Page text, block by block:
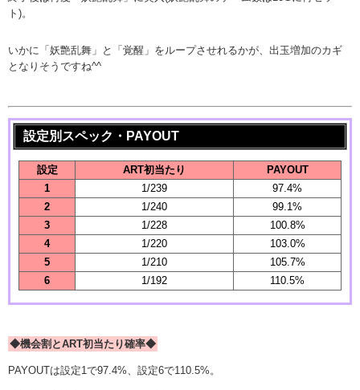
ト)。
いかに「妖艶乱舞」と「覚醒」をループさせれるかが、出玉増加のカギ
となりそうですね^^
設定別スペック・PAYOUT
設定 ART初当たり
PAYOUT
1
1/239
97.4%
2
1/240
99.1%
3
1/228
100.8%
4
1/220
103.0%
5
1/210
105.7%
6
1/192 110.5%
◆機会割とART初当たり確率◆
PAYOUTは設定1で97.4%、設定6で110.5%。